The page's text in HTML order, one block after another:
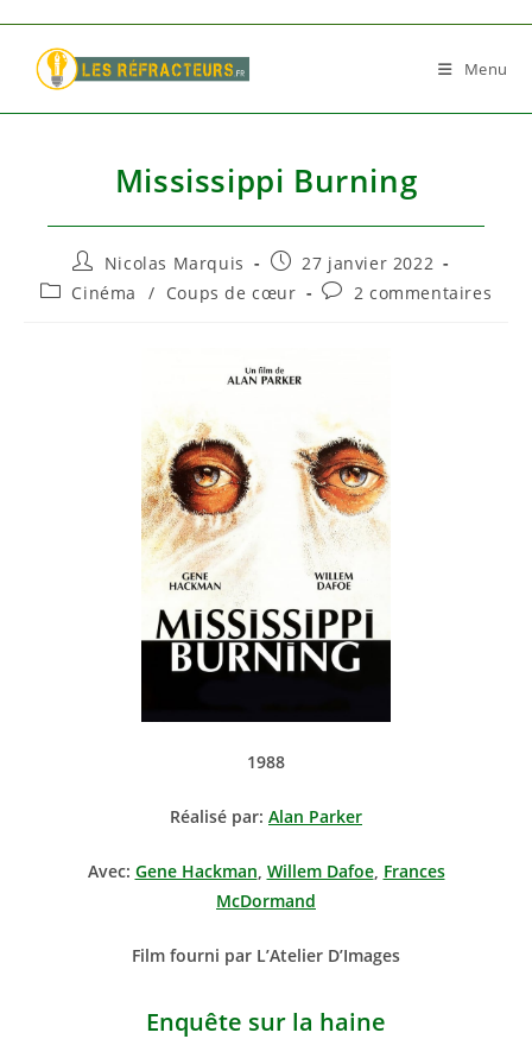
content
Menu
Mississippi Burning
Auteur/autrice
de
la
Nicolas Marquis
Publication
publiée :
27 janvier 2022
PostCinéma / Coups de cœur
Commentaires
2 commentaires
1988
Réalisé par: Alan Parker
Avec: Gene Hackman, Willem Dafoe, Frances
McDormand
Film fourni par L’Atelier D’Images
Enquête sur la haine